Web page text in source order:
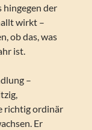
hingegen der
wirkt –
ob das, was
ist.
–
richtig ordinär
Er